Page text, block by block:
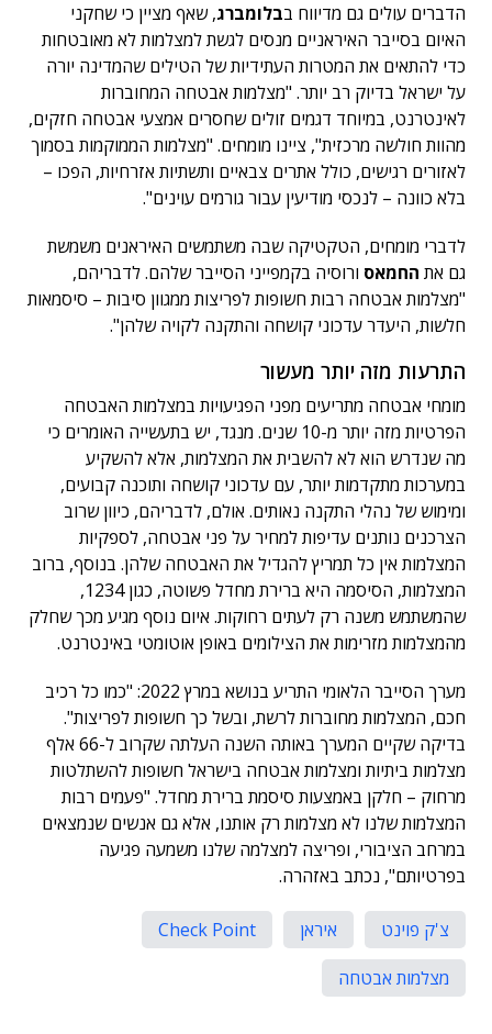
הדברים עולים גם מדיווח בבלומברג, שאף מציין כי שחקני
האיום בסייבר האיראניים מנסים לגשת למצלמות לא מאובטחות
כדי להתאים את המטרות העתידיות של הטילים שהמדינה יורה
על ישראל בדיוק רב יותר. "מצלמות אבטחה המחוברות
לאינטרנט, במיוחד דגמים זולים שחסרים אמצעי אבטחה חזקים,
מהוות חולשה מרכזית", ציינו מומחים. "מצלמות הממוקמות בסמוך
לאזורים רגישים, כולל אתרים צבאיים ותשתיות אזרחיות, הפכו –
בלא כוונה – לנכסי מודיעין עבור גורמים עוינים".
לדברי מומחים, הטקטיקה שבה משתמשים האיראנים משמשת
גם את החמאס ורוסיה בקמפייני הסייבר שלהם. לדבריהם,
"מצלמות אבטחה רבות חשופות לפריצות ממגוון סיבות – סיסמאות
חלשות, היעדר עדכוני קושחה והתקנה לקויה שלהן".
התרעות מזה יותר מעשור
מומחי אבטחה מתריעים מפני הפגיעויות במצלמות האבטחה
הפרטיות מזה יותר מ-10 שנים. מנגד, יש בתעשייה האומרים כי
מה שנדרש הוא לא להשבית את המצלמות, אלא להשקיע
במערכות מתקדמות יותר, עם עדכוני קושחה ותוכנה קבועים,
ומימוש של נהלי התקנה נאותים. אולם, לדבריהם, כיוון שרוב
הצרכנים נותנים עדיפות למחיר על פני אבטחה, לספקיות
המצלמות אין כל תמריץ להגדיל את האבטחה שלהן. בנוסף, ברוב
המצלמות, הסיסמה היא ברירת מחדל פשוטה, כגון 1234,
שהמשתמש משנה רק לעתים רחוקות. איום נוסף מגיע מכך שחלק
מהמצלמות מזרימות את הצילומים באופן אוטומטי באינטרנט.
מערך הסייבר הלאומי התריע בנושא במרץ 2022: "כמו כל רכיב
חכם, המצלמות מחוברות לרשת, ובשל כך חשופות לפריצות".
בדיקה שקיים המערך באותה השנה העלתה שקרוב ל-66 אלף
מצלמות ביתיות ומצלמות אבטחה בישראל חשופות להשתלטות
מרחוק – חלקן באמצעות סיסמת ברירת מחדל. "פעמים רבות
המצלמות שלנו לא מצלמות רק אותנו, אלא גם אנשים שנמצאים
במרחב הציבורי, ופריצה למצלמה שלנו משמעה פגיעה
בפרטיותם", נכתב באזהרה.
צ'ק פוינט איראן
Check Point
מצלמות אבטחה